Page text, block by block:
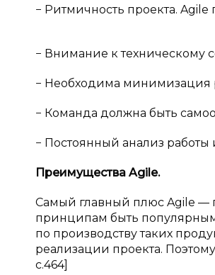
− Ритмичность проекта.
− Внимание к техническому
− Необходима минимизация
− Команда должна быть
− Постоянный анализ
Преимущества Agile.
Самый главный плюс Agile —
принципам быть
по производству таких
реализации проекта.
с.464]